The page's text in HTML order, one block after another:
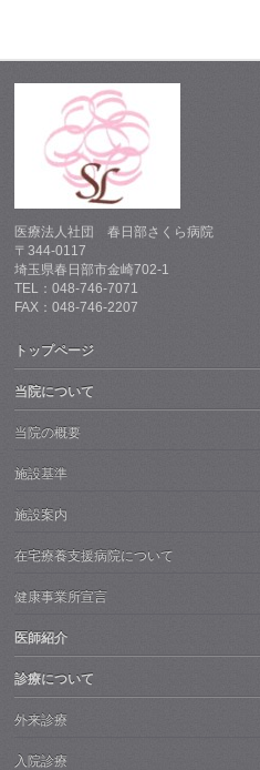
医療法人社団 春日部さくら病院
〒344-0117
埼玉県春日部市金崎702-1
TEL：048-746-7071
FAX：048-746-2207
トップページ
当院について
当院の概要
施設基準
施設案内
在宅療養支援病院について
健康事業所宣言
医師紹介
診療について
外来診療
入院診療